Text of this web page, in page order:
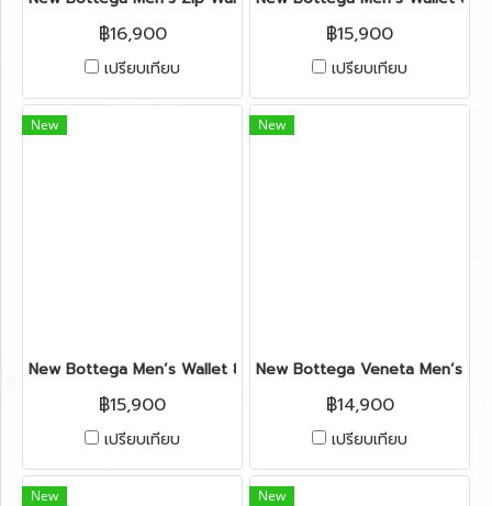
฿16,900
เปรียบเทียบ
฿15,900
เปรียบเทียบ
New
New Bottega Men’s Wallet 8 Card in Dark Brown Leather
฿15,900
เปรียบเทียบ
New
New Bottega Veneta Men’s
฿14,900
เปรียบเทียบ
New New